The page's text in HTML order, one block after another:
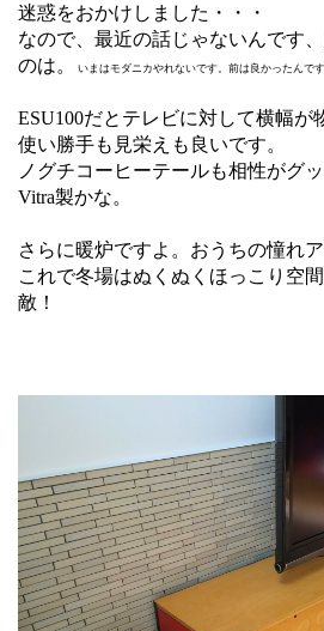
迷惑をおかけしました・・・
なので、最近の話じゃないんです
のは。
いまはモダニカやれないです。前は良かったんです
ESU100だとテレビに対して横幅が
使い勝手も見栄えも良いです。
ノグチコーヒーテールも相性がグ
Vitra製かな。
さらに暖炉ですよ。おうちの憧れア
これで冬場はぬくぬくほっこり空
敵！